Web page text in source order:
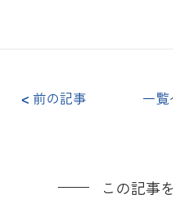
< 前の記事 一覧
この記事